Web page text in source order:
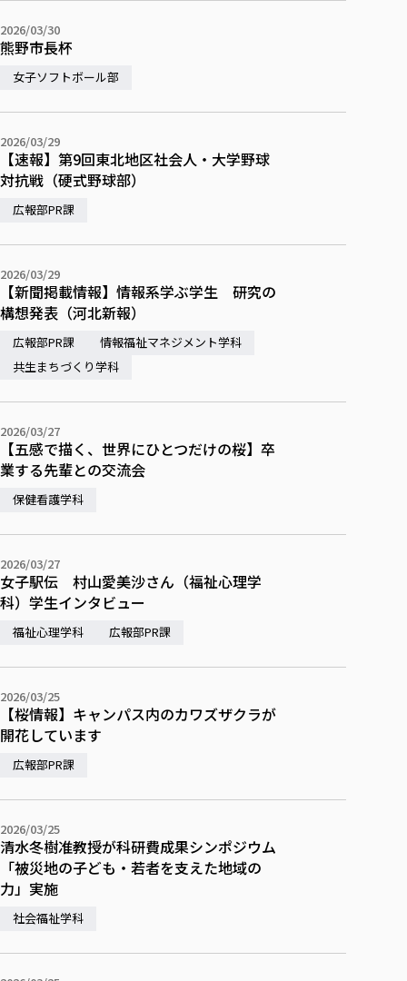
2026/03/30
熊野市長杯
女子ソフトボール部
2026/03/29
【速報】第9回東北地区社会人・大学野球
対抗戦（硬式野球部）
広報部PR課
2026/03/29
【新聞掲載情報】情報系学ぶ学生 研究の
構想発表（河北新報）
広報部PR課
情報福祉マネジメント学科
共生まちづくり学科
2026/03/27
【五感で描く、世界にひとつだけの桜】卒
業する先輩との交流会
保健看護学科
2026/03/27
女子駅伝 村山愛美沙さん（福祉心理学
科）学生インタビュー
福祉心理学科 広報部PR課
2026/03/25
【桜情報】キャンパス内のカワズザクラが
開花しています
広報部PR課
2026/03/25
清水冬樹准教授が科研費成果シンポジウム
「被災地の子ども・若者を支えた地域の
力」実施
社会福祉学科